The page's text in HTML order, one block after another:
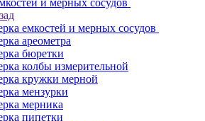
и мерных сосудов
емкостей и мерных сосудов
ареометра
бюретки
колбы измерительной
кружки мерной
мензурки
мерника
пипетки